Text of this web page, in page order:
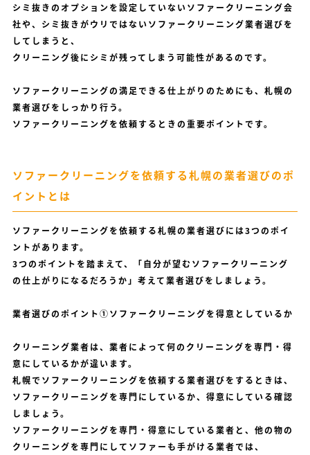
シミ抜きのオプションを設定していないソファークリーニング会
社や、シミ抜きがウリではないソファークリーニング業者選びを
してしまうと、
クリーニング後にシミが残ってしまう可能性があるのです。
ソファークリーニングの満足できる仕上がりのためにも、札幌の
業者選びをしっかり行う。
ソファークリーニングを依頼するときの重要ポイントです。
ソファークリーニングを依頼する札幌の業者選びのポ
イントとは
ソファークリーニングを依頼する札幌の業者選びには3つのポイ
ントがあります。
3つのポイントを踏まえて、「自分が望むソファークリーニング
の仕上がりになるだろうか」考えて業者選びをしましょう。
業者選びのポイント①ソファークリーニングを得意としているか
クリーニング業者は、業者によって何のクリーニングを専門・得
意にしているかが違います。
札幌でソファークリーニングを依頼する業者選びをするときは、
ソファークリーニングを専門にしているか、得意にしている確認
しましょう。
ソファークリーニングを専門・得意にしている業者と、他の物の
クリーニングを専門にしてソファーも手がける業者では、